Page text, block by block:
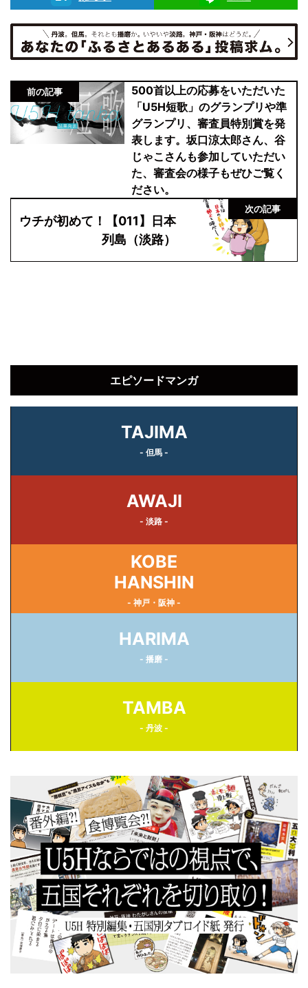
前の記事
500首以上の応募をいただいた
「U5H短歌」のグランプリや準
グランプリ、審査員特別賞を発
表します。坂口涼太郎さん、谷
じゃこさんも参加していただい
た、審査会の様子もぜひご覧く
ださい。
次の記事
ウチが初めて！【011】日本
列島（淡路）
エピソードマンガ
TAJIMA
- 但馬 -
AWAJI
- 淡路 -
KOBE
HANSHIN
- 神戸・阪神 -
HARIMA
- 播磨 -
TAMBA
- 丹波 -